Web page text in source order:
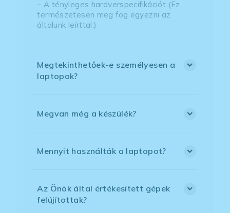
– A tényleges hardverspecifikációt (Ez
természetesen meg fog egyezni az
általunk leírttal.)
Megtekinthetőek-e személyesen a
laptopok?
Megvan még a készülék?
Mennyit használták a laptopot?
Az Önök által értékesített gépek
felújítottak?